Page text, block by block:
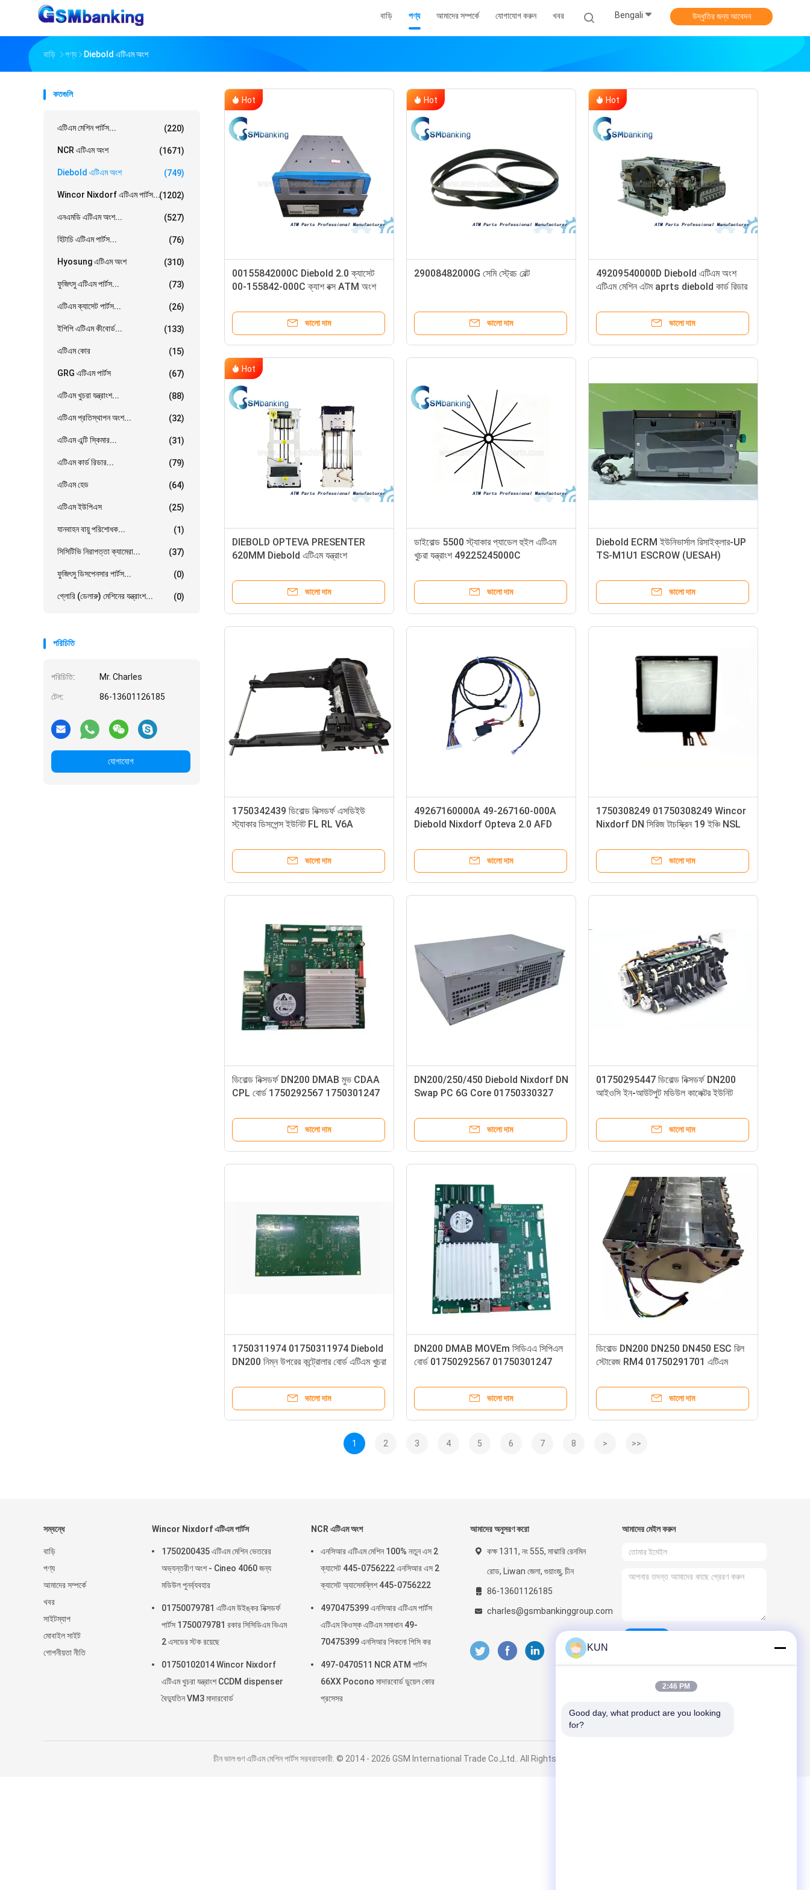
বাড়ি পণ্য আমাদের সম্পর্কে যোগাযোগ করুন খবর Bengali উদ্ধৃতির জন্য আবেদন
বাড়ি পণ্য Diebold এটিএম অংশ
কতগুলি
এটিএম মেশিন পার্টস... (220)
NCR এটিএম অংশ (1671)
Diebold এটিএম অংশ (749)
Wincor Nixdorf এটিএম পার্টস...(1202)
এনএমডি এটিএম অংশ... (527)
হিটাচি এটিএম পার্টস... (76)
Hyosung এটিএম অংশ (310)
ফুজিৎসু এটিএম পার্টস... (73)
এটিএম ক্যাসেট পার্টস... (26)
ইপিপি এটিএম কীবোর্ড... (133)
এটিএম কোর (15)
GRG এটিএম পার্টস (67)
এটিএম খুচরা যন্ত্রাংশ... (88)
এটিএম প্রতিস্থাপন অংশ... (32)
এটিএম এন্টি স্কিমার... (31)
এটিএম কার্ড রিডার... (79)
এটিএম হেড (64)
এটিএম ইউপিএস (25)
যানবাহন বায়ু পরিশোধক... (1)
সিসিটিভি নিরাপত্তা ক্যামেরা... (37)
ফুজিৎসু ডিসপেনসার পার্টস... (0)
গ্লোরি (ডেলারু) মেশিনের যন্ত্রাংশ... (0)
পরিচিতি
পরিচিতি: Mr. Charles
টেল: 86-13601126185
যোগাযোগ
Hot
00155842000C Diebold 2.0 ক্যাসেট
00-155842-000C ক্যাশ বক্স ATM অংশ
ভালো দাম
Hot
29008482000G সেমি স্ট্রেচ বেল্ট
ভালো দাম
Hot
49209540000D Diebold এটিএম অংশ
এটিএম মেশিন এটম aprts diebold কার্ড রিডার
ভালো দাম
Hot
DIEBOLD OPTEVA PRESENTER
620MM Diebold এটিএম যন্ত্রাংশ
ভালো দাম
ডাইবোল্ড 5500 স্ট্যাকার প্যাডেল হুইল এটিএম
খুচরা যন্ত্রাংশ 49225245000C
ভালো দাম
Diebold ECRM ইউনিভার্সাল রিসাইক্লার-UP
TS-M1U1 ESCROW (UESAH)
ভালো দাম
1750342439 ডিবোল্ড নিক্সডর্ফ এসডিইউ
স্ট্যাকার ডিসপেন্স ইউনিট FL RL V6A
ভালো দাম
49267160000A 49-267160-000A
Diebold Nixdorf Opteva 2.0 AFD
ভালো দাম
1750308249 01750308249 Wincor
Nixdorf DN সিরিজ টাচস্ক্রিন 19 ইঞ্চি NSL
ভালো দাম
ডিবোল্ড নিক্সডর্ফ DN200 DMAB মুভ CDAA
CPL বোর্ড 1750292567 1750301247
ভালো দাম
DN200/250/450 Diebold Nixdorf DN
Swap PC 6G Core 01750330327
ভালো দাম
01750295447 ডিবোল্ড নিক্সডর্ফ DN200
আইওসি ইন-আউটপুট মডিউল কালেক্টর ইউনিট
ভালো দাম
1750311974 01750311974 Diebold
DN200 নিম্ন উপরের কন্ট্রোলার বোর্ড এটিএম খুচরা
ভালো দাম
DN200 DMAB MOVEm সিডিএএ সিপিএল
বোর্ড 01750292567 01750301247
ভালো দাম
ডিবোল্ড DN200 DN250 DN450 ESC রিল
স্টোরেজ RM4 01750291701 এটিএম
ভালো দাম
1 2 3 4 5 6 7 8 > >>
সম্বন্ধে
বাড়ি
পণ্য
আমাদের সম্পর্কে
খবর
সাইটম্যাপ
মোবাইল সাইট
গোপনীয়তা নীতি
Wincor Nixdorf এটিএম পার্টস
1750200435 এটিএম মেশিন ভেতরের
অভ্যন্তরীণ অংশ - Cineo 4060 জন্য
মডিউল পুনর্ব্যবহার
01750079781 এটিএম উইঙ্কর নিক্সডর্ফ
পার্টস 1750079781 রকার সিসিডিএম ভিএম
2 এসডের স্টক রয়েছে
01750102014 Wincor Nixdorf
এটিএম খুচরা যন্ত্রাংশ CCDM dispenser
বৈদ্যুতিন VM3 মাদারবোর্ড
NCR এটিএম অংশ
এনসিআর এটিএম মেশিন 100% নতুন এস 2
ক্যাসেট 445-0756222 এনসিআর এস 2
ক্যাসেট অ্যাসেমব্লিশ 445-0756222
4970475399 এনসিআর এটিএম পার্টস
এটিএম কিওস্ক এটিএম সমাধান 49-
70475399 এনসিআর পিকনো পিসি কর
497-0470511 NCR ATM পার্টস
66XX Pocono মাদারবোর্ড ডুয়েল কোর
প্রসেসর
আমাদের অনুসরণ করো
কক্ষ 1311, নং 555, মাঝারি রেনমিন
রোড, Liwan জেলা, গুয়াংজু, চীন
86-13601126185
charles@gsmbankinggroup.com
আমাদের মেইল ​​করুন
চীন ভাল গুণ এটিএম মেশিন পার্টস সরবরাহকারী. © 2014 - 2026 GSM International Trade Co.,Ltd.. All Rights Reserved.
KUN
2:46 PM
Good day, what product are you looking
for?